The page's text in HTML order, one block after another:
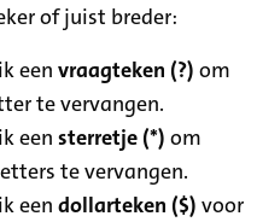
of juist breder:
eenvraagteken (?) om
te vervangen.
eensterretje (*) om
te vervangen.
eendollarteken ($) voor